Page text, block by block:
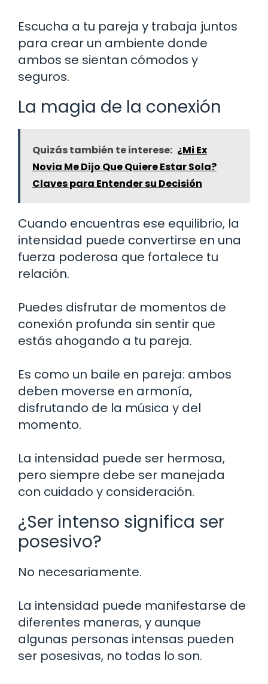
Escucha a tu pareja y trabaja juntos
para crear un ambiente donde
ambos se sientan cómodos y
seguros.
La magia de la conexión
Quizás también te interese: ¿Mi Ex
Novia Me Dijo Que Quiere Estar Sola?
Claves para Entender su Decisión
Cuando encuentras ese equilibrio, la
intensidad puede convertirse en una
fuerza poderosa que fortalece tu
relación.
Puedes disfrutar de momentos de
conexión profunda sin sentir que
estás ahogando a tu pareja.
Es como un baile en pareja: ambos
deben moverse en armonía,
disfrutando de la música y del
momento.
La intensidad puede ser hermosa,
pero siempre debe ser manejada
con cuidado y consideración.
¿Ser intenso significa ser
posesivo?
No necesariamente.
La intensidad puede manifestarse de
diferentes maneras, y aunque
algunas personas intensas pueden
ser posesivas, no todas lo son.